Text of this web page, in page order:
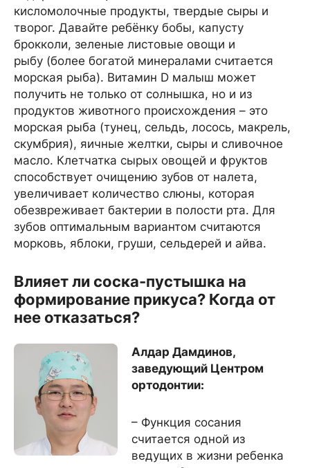
кисломолочные продукты, твердые сыры и
творог. Давайте ребёнку бобы, капусту
брокколи, зеленые листовые овощи и
рыбу (более богатой минералами считается
морская рыба). Витамин D малыш может
получить не только от солнышка, но и из
продуктов животного происхождения – это
морская рыба (тунец, сельдь, лосось, макрель,
скумбрия), яичные желтки, сыры и сливочное
масло. Клетчатка сырых овощей и фруктов
способствует очищению зубов от налета,
увеличивает количество слюны, которая
обезвреживает бактерии в полости рта. Для
зубов оптимальным вариантом считаются
морковь, яблоки, груши, сельдерей и айва.
Влияет ли соска-пустышка на
формирование прикуса? Когда от
нее отказаться?
Алдар Дамдинов,
заведующий Центром
ортодонтии:
– Функция сосания
считается одной из
ведущих в жизни ребенка